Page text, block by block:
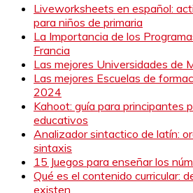
Liveworksheets en español:
para niños de primaria
La Importancia de los
Francia
Las mejores Universidades de
Las mejores Escuelas de
2024
Kahoot: guía para principantes
educativos
Analizador sintactico de latín:
sintaxis
15 Juegos para enseñar los
Qué es el contenido curricular:
existen